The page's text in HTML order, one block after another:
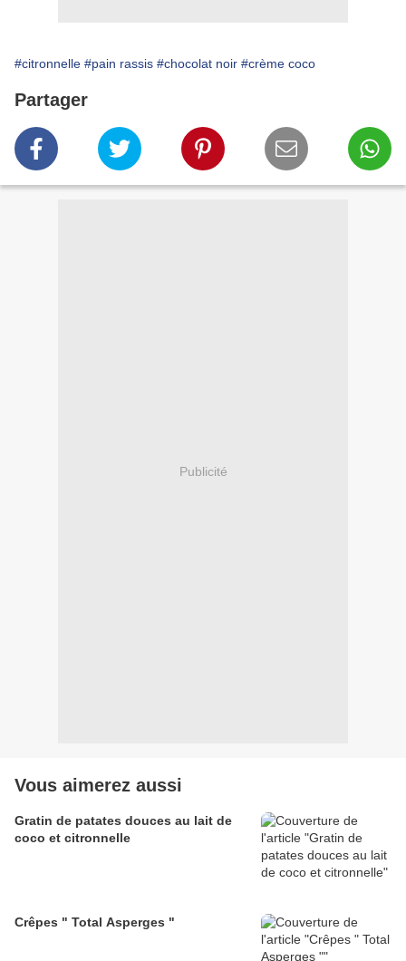
#citronnelle #pain rassis #chocolat noir #crème coco
Partager
Publicité
Vous aimerez aussi
Gratin de patates douces au lait de
coco et citronnelle
Crêpes " Total Asperges "